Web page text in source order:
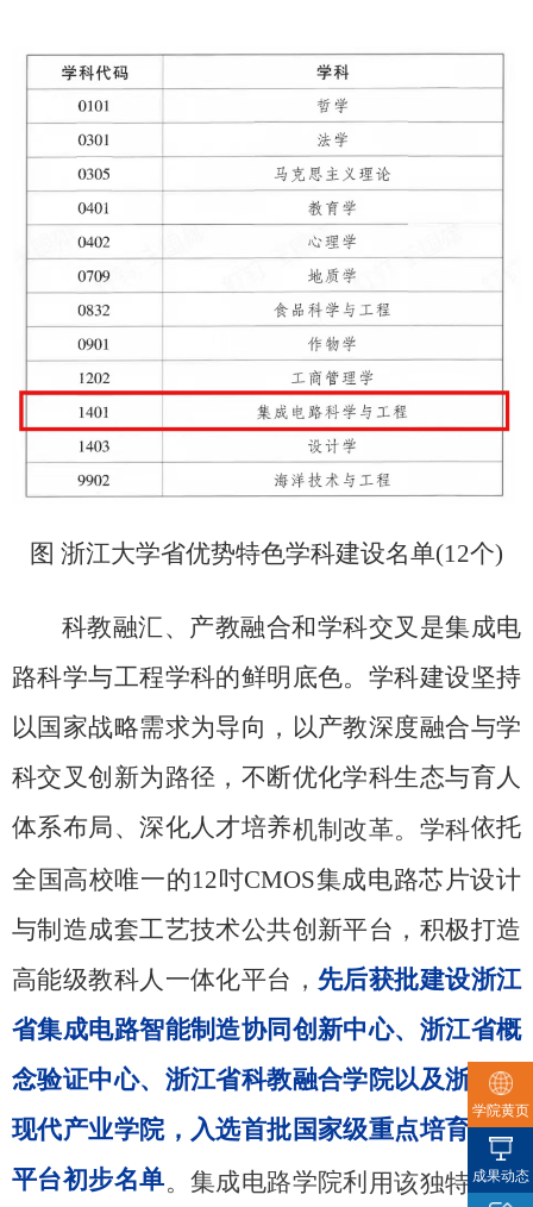
图 浙江大学省优势特色学科建设名单(12个)
科教融汇、产教融合和学科交叉是集成电
路科学与工程学科的鲜明底色。学科建设坚持
以国家战略需求为导向，以产教深度融合与学
科交叉创新为路径，不断优化学科生态与育人
体系布局、深化人才培养机制改革。学科依托
全国高校唯一的12吋CMOS集成电路芯片设计
与制造成套工艺技术公共创新平台，积极打造
高能级教科人一体化平台， 先后获批建设浙江
省集成电路智能制造协同创新中心、浙江省概
念验证中心、浙江省科教融合学院以及浙江省
现代产业学院，入选首批国家级重点培育中试
平台初步名单。集成电路学院利 用该独特资源
学院黄页
成果动态